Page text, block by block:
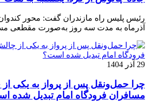
آذرماه به مدت سه روز به‌صورت مقطعی
29 آذر 1404
چرا حمل‌ونقل پس از پرواز به یکی
مسافران فرودگاه امام تبدیل شده